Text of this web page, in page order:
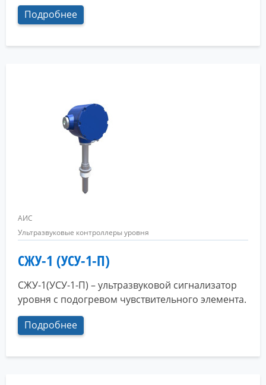
Подробнее
АИС
Ультразвуковые контроллеры уровня
СЖУ-1 (УСУ-1-П)
СЖУ-1(УСУ-1-П) – ультразвуковой сигнализатор
уровня с подогревом чувствительного элемента.
Подробнее